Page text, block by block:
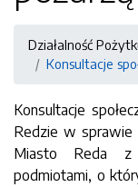
Działalność
Konsultacje
Konsultacje
Redzie w sprawie
Miasto Reda z
podmiotami, o